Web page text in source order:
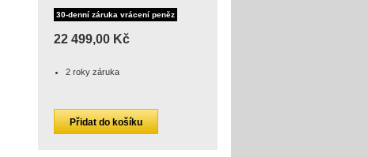
30-denní záruka vrácení peněz
22 499,00 Kč
2 roky záruka
Přidat do košíku